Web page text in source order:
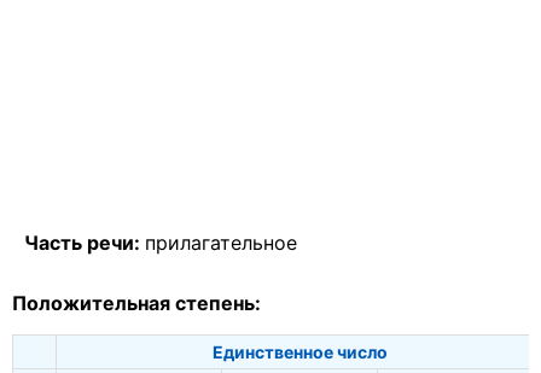
Часть речи: прилагательное
Положительная степень:
Единственное число